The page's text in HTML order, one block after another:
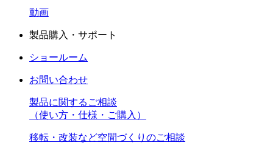
動画
製品購入・サポート
ショールーム
お問い合わせ
製品に関するご相談
（使い方・仕様・ご購入）
移転・改装など空間づくりのご相談